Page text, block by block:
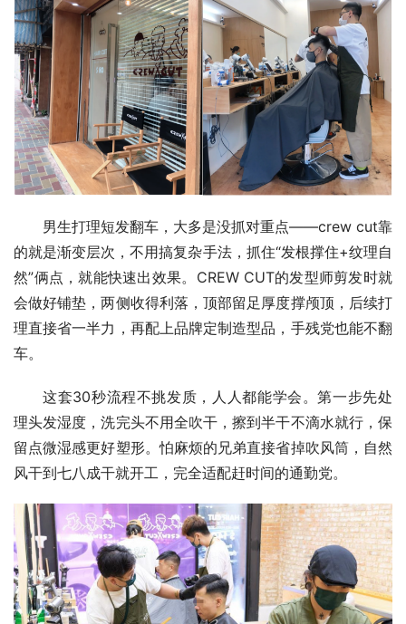
男生打理短发翻车，大多是没抓对重点——crew cut靠
的就是渐变层次，不用搞复杂手法，抓住“发根撑住+纹理自
然”俩点，就能快速出效果。CREW CUT的发型师剪发时就
会做好铺垫，两侧收得利落，顶部留足厚度撑颅顶，后续打
理直接省一半力，再配上品牌定制造型品，手残党也能不翻
车。
这套30秒流程不挑发质，人人都能学会。第一步先处
理头发湿度，洗完头不用全吹干，擦到半干不滴水就行，保
留点微湿感更好塑形。怕麻烦的兄弟直接省掉吹风筒，自然
风干到七八成干就开工，完全适配赶时间的通勤党。